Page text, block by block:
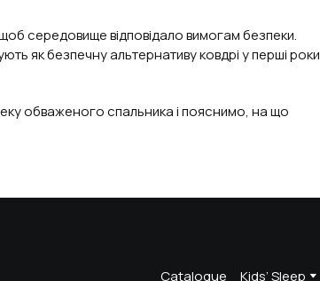
середовище відповідало вимогам безпеки.
як безпечну альтернативу ковдрі у перші роки
обваженого спальника і пояснимо, на що
Catalogue Kids’ Sleep